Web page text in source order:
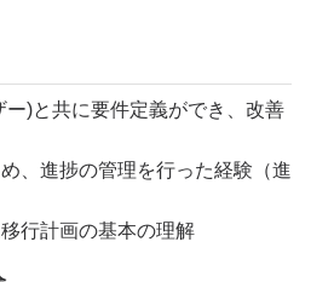
ー)と共に要件定義ができ、改善
、進捗の管理を行った経験（進
行計画の基本の理解